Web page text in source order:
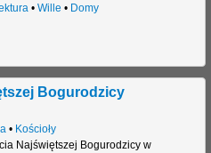
• Wille • Domy
Bogurodzicy
• Kościoły
Najświętszej Bogurodzicy w